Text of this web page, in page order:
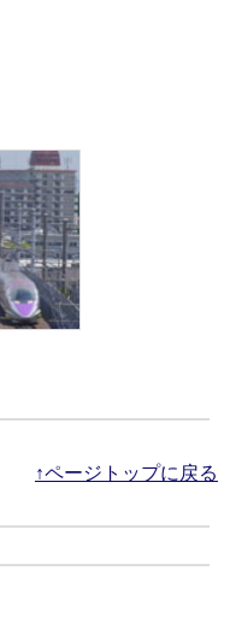
↑ページトップに戻る